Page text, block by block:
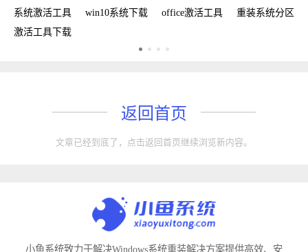
系统激活工具
win10系统下载 office激活工具
重装系统分区
激活工具下载
返回首页
文章已经到底了，点击返回首页继续浏览新内容。
小鱼系统致力于解决Windows系统重装解决方案提供高效、安